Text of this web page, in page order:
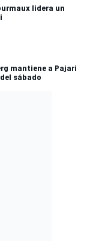
lidera un
mantiene a Pajari
sábado